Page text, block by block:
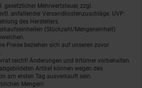
gesetzlicher Mehrwertsteuer, zzgl.
anfallender Versandkostenzuschläge. UVP:
des Herstellers.
(Stückzahl/Mengeneinheit)
Preise beziehen sich auf unseren zuvor
reicht! Änderungen und Irrtümer vorbehalten.
Artikel können wegen des
am ersten Tag ausverkauft sein.
Mengen!